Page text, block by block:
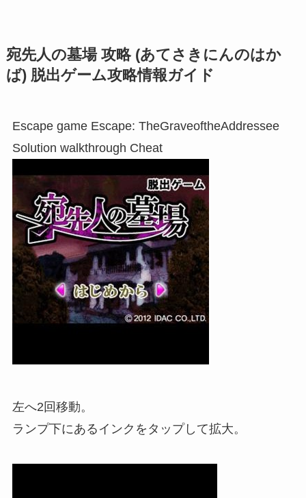
宛先人の墓場 攻略 (あてさきにんのはか
ば) 脱出ゲーム攻略情報ガイド
Escape game Escape: TheGraveoftheAddressee
Solution walkthrough Cheat
左へ2回移動。
ランプ下にあるインクをタップして拡大。